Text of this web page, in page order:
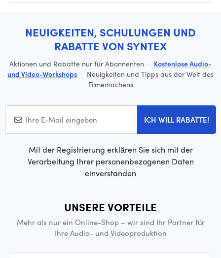
NEUIGKEITEN, SCHULUNGEN UND
RABATTE VON SYNTEX
Aktionen und Rabatte nur für Abonnenten · Kostenlose Audio-
und Video-Workshops · Neuigkeiten und Tipps aus der Welt des
Filmemachens
ICH WILL RABATTE!
Mit der Registrierung erklären Sie sich mit der
Verarbeitung Ihrer personenbezogenen Daten
einverstanden
UNSERE VORTEILE
Mehr als nur ein Online-Shop – wir sind Ihr Partner für
Ihre Audio- und Videoproduktion